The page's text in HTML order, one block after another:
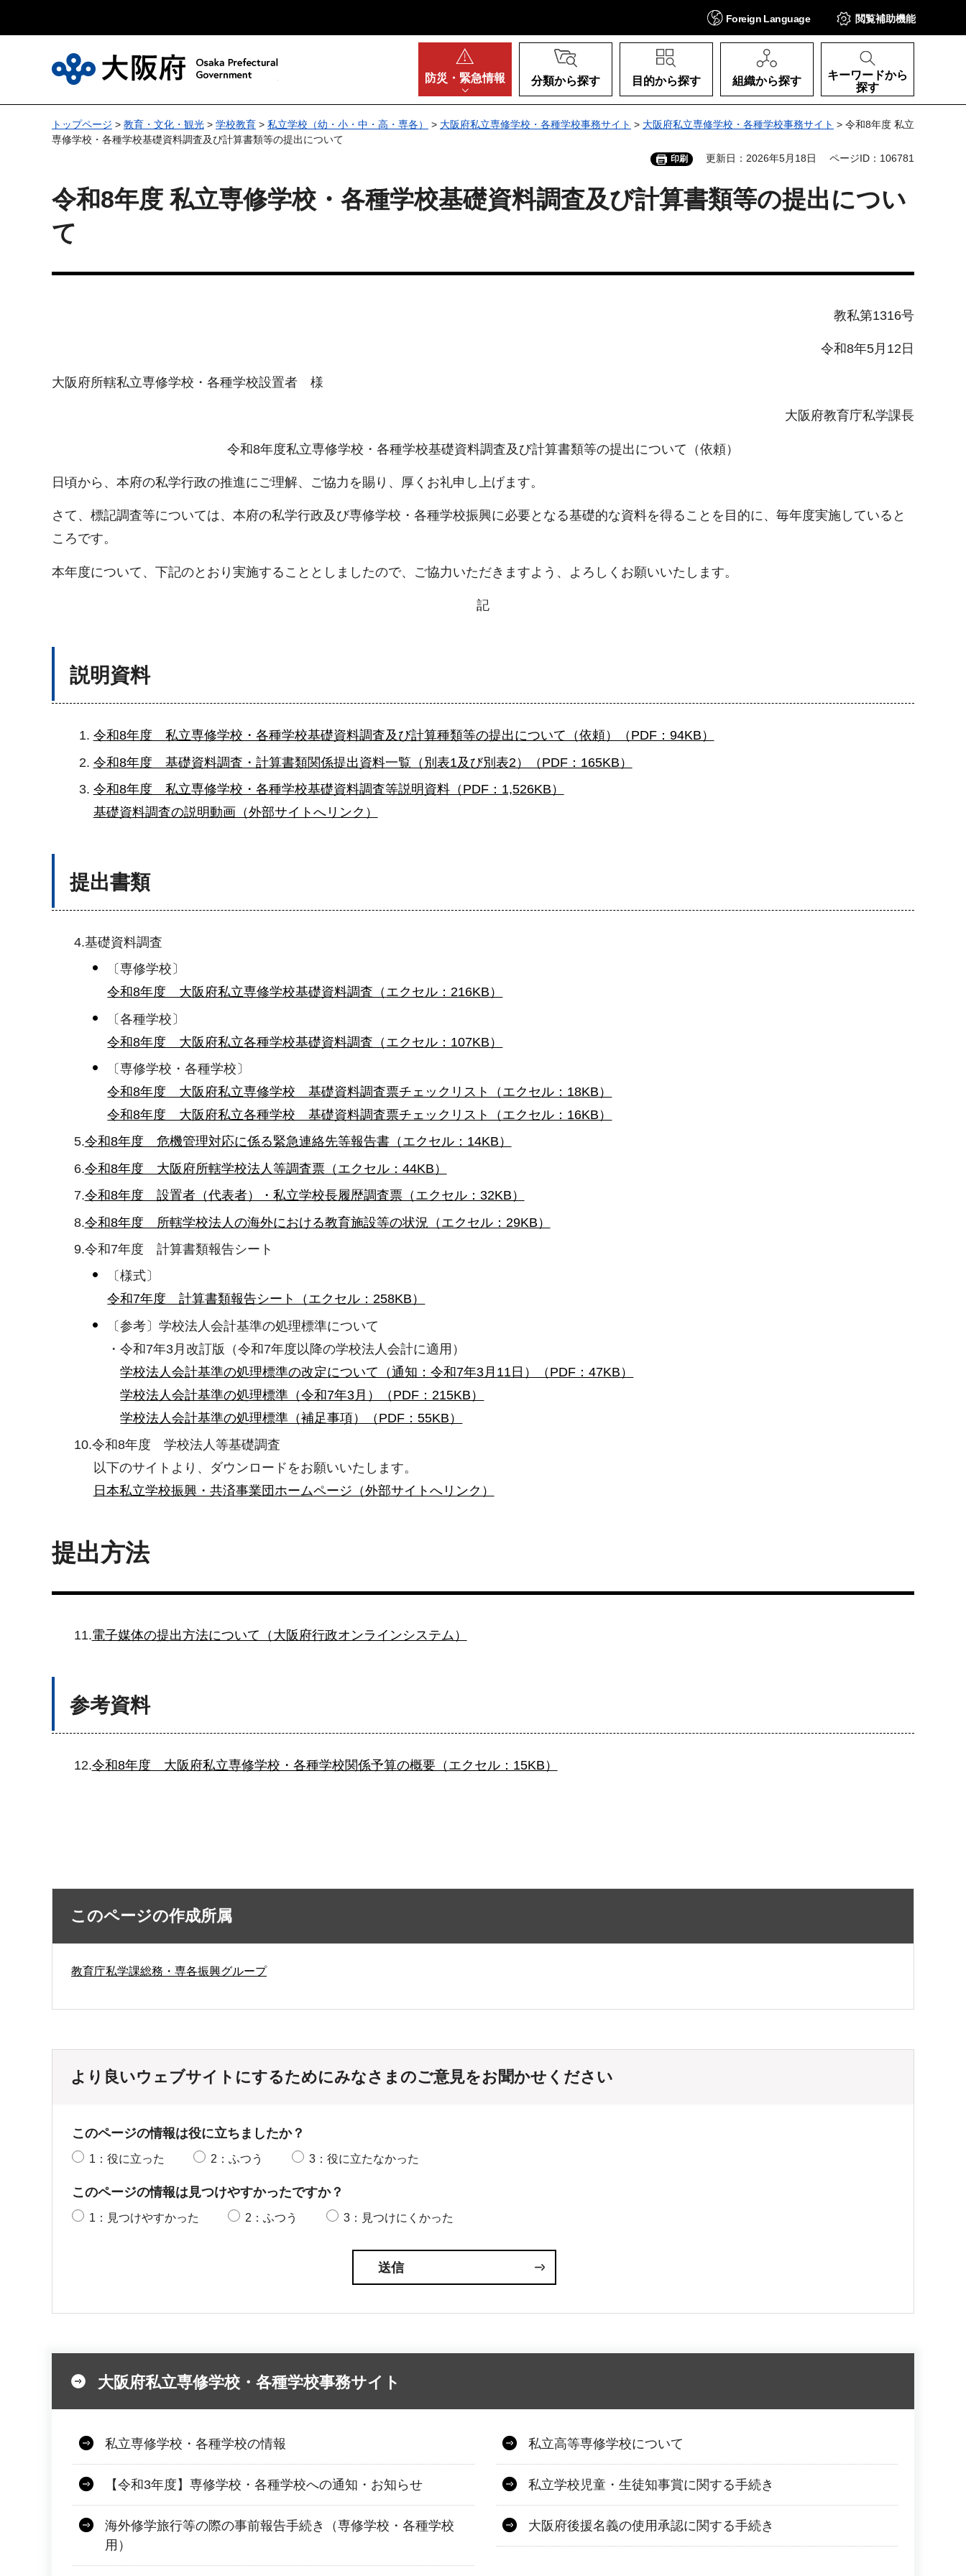
Foreign Language 閲覧補助機能
防災・ 緊急情報 分類から探す 目的から探す 組織から探す
キーワードから
探す
トップページ > 教育・文化・観光 > 学校教育 > 私立学校（幼・小・中・高・専各） > 大阪府私立専修学校・各種学校事務サイト > 大阪府私立専修学校・各種学校事務サイト > 令和8年度 私立
専修学校・各種学校基礎資料調査及び計算書類等の提出について
印刷 更新日：2026年5月18日 ページID：106781
令和8年度 私立専修学校・各種学校基礎資料調査及び計算書類等の提出につい
て
教私第1316号
令和8年5月12日
大阪府所轄私立専修学校・各種学校設置者 様
大阪府教育庁私学課長
令和8年度私立専修学校・各種学校基礎資料調査及び計算書類等の提出について（依頼）
日頃から、本府の私学行政の推進にご理解、ご協力を賜り、厚くお礼申し上げます。
さて、標記調査等については、本府の私学行政及び専修学校・各種学校振興に必要となる基礎的な資料を得ることを目的に、毎年度実施していると
ころです。
本年度について、下記のとおり実施することとしましたので、ご協力いただきますよう、よろしくお願いいたします。
記
説明資料
令和8年度 私立専修学校・各種学校基礎資料調査及び計算種類等の提出について（依頼）（PDF：94KB）
令和8年度 基礎資料調査・計算書類関係提出資料一覧（別表1及び別表2）（PDF：165KB）
令和8年度 私立専修学校・各種学校基礎資料調査等説明資料（PDF：1,526KB）
基礎資料調査の説明動画（外部サイトへリンク）
提出書類
4.基礎資料調査
〔専修学校〕
令和8年度 大阪府私立専修学校基礎資料調査（エクセル：216KB）
〔各種学校〕
令和8年度 大阪府私立各種学校基礎資料調査（エクセル：107KB）
〔専修学校・各種学校〕
令和8年度 大阪府私立専修学校 基礎資料調査票チェックリスト（エクセル：18KB）
令和8年度 大阪府私立各種学校 基礎資料調査票チェックリスト（エクセル：16KB）
5.令和8年度 危機管理対応に係る緊急連絡先等報告書（エクセル：14KB）
6.令和8年度 大阪府所轄学校法人等調査票（エクセル：44KB）
7.令和8年度 設置者（代表者）・私立学校長履歴調査票（エクセル：32KB）
8.令和8年度 所轄学校法人の海外における教育施設等の状況（エクセル：29KB）
9.令和7年度 計算書類報告シート
〔様式〕
令和7年度 計算書類報告シート（エクセル：258KB）
〔参考〕学校法人会計基準の処理標準について
・令和7年3月改訂版（令和7年度以降の学校法人会計に適用）
学校法人会計基準の処理標準の改定について（通知：令和7年3月11日）（PDF：47KB）
学校法人会計基準の処理標準（令和7年3月）（PDF：215KB）
学校法人会計基準の処理標準（補足事項）（PDF：55KB）
10.令和8年度 学校法人等基礎調査
以下のサイトより、ダウンロードをお願いいたします。
日本私立学校振興・共済事業団ホームページ（外部サイトへリンク）
提出方法
11.電子媒体の提出方法について（大阪府行政オンラインシステム）
参考資料
12.令和8年度 大阪府私立専修学校・各種学校関係予算の概要（エクセル：15KB）
このページの作成所属
教育庁私学課総務・専各振興グループ
より良いウェブサイトにするためにみなさまのご意見をお聞かせください
このページの情報は役に立ちましたか？
1：役に立った 2：ふつう 3：役に立たなかった
このページの情報は見つけやすかったですか？
1：見つけやすかった 2：ふつう 3：見つけにくかった
大阪府私立専修学校・各種学校事務サイト
私立専修学校・各種学校の情報 私立高等専修学校について
【令和3年度】専修学校・各種学校への通知・お知らせ 私立学校児童・生徒知事賞に関する手続き
海外修学旅行等の際の事前報告手続き（専修学校・各種学校
用）
大阪府後援名義の使用承認に関する手続き